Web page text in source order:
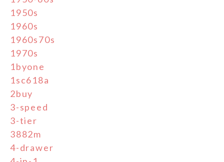
1950s
1960s
1960s70s
1970s
1byone
1sc618a
2buy
3-speed
3-tier
3882m
4-drawer